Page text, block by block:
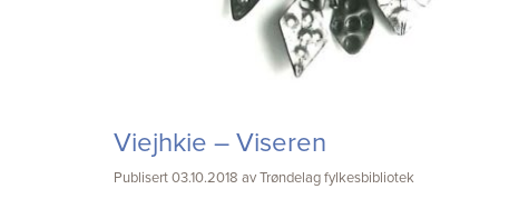
Viejhkie – Viseren
Publisert 03.10.2018 av Trøndelag fylkesbibliotek